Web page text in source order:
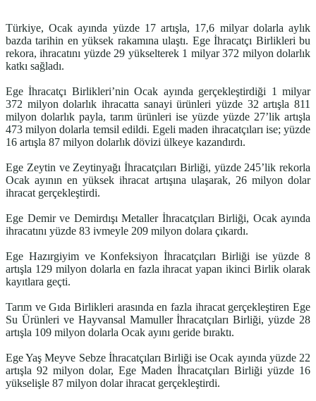
Türkiye, Ocak ayında yüzde 17 artışla, 17,6 milyar dolarla aylık
bazda tarihin en yüksek rakamına ulaştı. Ege İhracatçı Birlikleri bu
rekora, ihracatını yüzde 29 yükselterek 1 milyar 372 milyon dolarlık
katkı sağladı.
Ege İhracatçı Birlikleri’nin Ocak ayında gerçekleştirdiği 1 milyar
372 milyon dolarlık ihracatta sanayi ürünleri yüzde 32 artışla 811
milyon dolarlık payla, tarım ürünleri ise yüzde yüzde 27’lik artışla
473 milyon dolarla temsil edildi. Egeli maden ihracatçıları ise; yüzde
16 artışla 87 milyon dolarlık dövizi ülkeye kazandırdı.
Ege Zeytin ve Zeytinyağı İhracatçıları Birliği, yüzde 245’lik rekorla
Ocak ayının en yüksek ihracat artışına ulaşarak, 26 milyon dolar
ihracat gerçekleştirdi.
Ege Demir ve Demirdışı Metaller İhracatçıları Birliği, Ocak ayında
ihracatını yüzde 83 ivmeyle 209 milyon dolara çıkardı.
Ege Hazırgiyim ve Konfeksiyon İhracatçıları Birliği ise yüzde 8
artışla 129 milyon dolarla en fazla ihracat yapan ikinci Birlik olarak
kayıtlara geçti.
Tarım ve Gıda Birlikleri arasında en fazla ihracat gerçekleştiren Ege
Su Ürünleri ve Hayvansal Mamuller İhracatçıları Birliği, yüzde 28
artışla 109 milyon dolarla Ocak ayını geride bıraktı.
Ege Yaş Meyve Sebze İhracatçıları Birliği ise Ocak ayında yüzde 22
artışla 92 milyon dolar, Ege Maden İhracatçıları Birliği yüzde 16
yükselişle 87 milyon dolar ihracat gerçekleştirdi.